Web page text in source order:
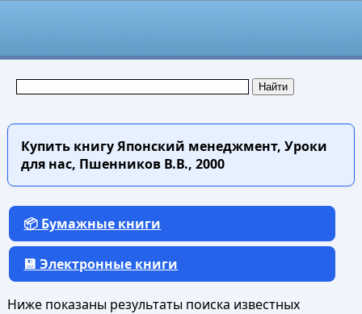
Купить книгуЯпонский менеджмент, Уроки
для нас, Пшенников В.В., 2000
📦 Бумажные книги
💾 Электронные книги
Ниже показаны результаты поиска известных